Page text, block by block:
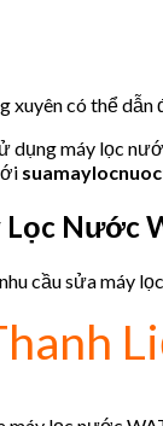
có thể
dụng máy lọc
Lọc Nước
cầu sửa máy